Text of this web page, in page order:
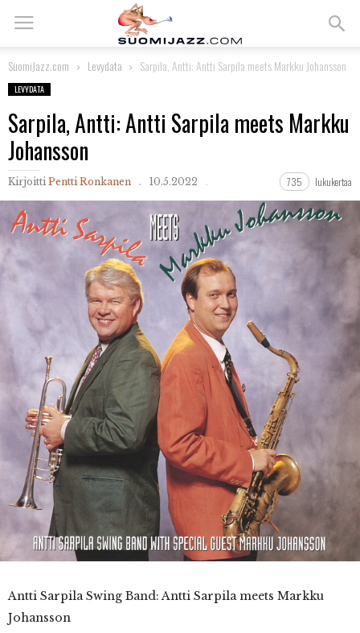
SuomiJazz.com Levydata Sarpila, Antti: Antti Sarpila meets Markku Johansson
LEVYDATA
Sarpila, Antti: Antti Sarpila meets Markku
Johansson
Kirjoitti Pentti Ronkanen 10.5.2022 735 lukukertaa
Antti Sarpila Swing Band: Antti Sarpila meets Markku
Johansson